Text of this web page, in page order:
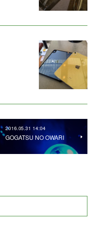
2016.05.31 14:04
GOGATSU NO OWARI